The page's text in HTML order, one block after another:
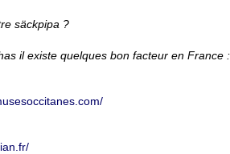
säckpipa ?
il existe quelques bon facteur en France :